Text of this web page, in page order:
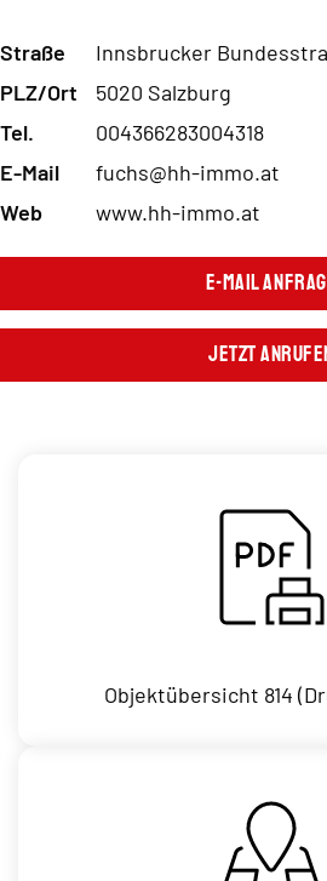
Straße
Innsbrucker
PLZ/Ort
5020 Salzburg
Tel.
004366283004318
E-Mail
fuchs@hh-immo.at
Web
www.hh-immo.at
E-Mail
Jetzt
Objektübersicht 814